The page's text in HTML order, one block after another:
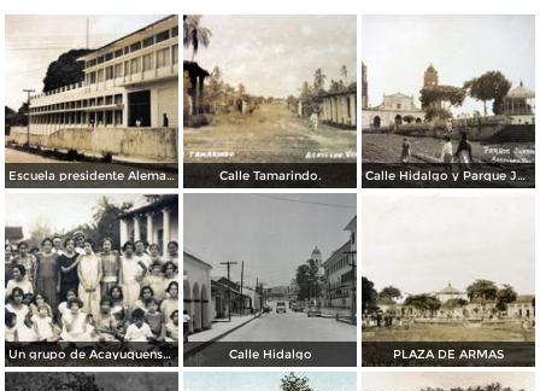
Escuela presidente Aleman. Calle Tamarindo. Calle Hidalgo y Parque Juarez.
Un grupo de Acayuquenses en Oluta fechada el 5 de Octubre de 1926. Calle Hidalgo PLAZA DE ARMAS